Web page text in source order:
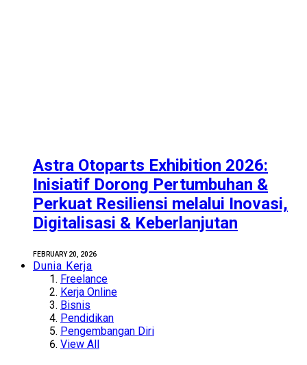
Astra Otoparts Exhibition 2026:
Inisiatif Dorong Pertumbuhan &
Perkuat Resiliensi melalui Inovasi,
Digitalisasi & Keberlanjutan
FEBRUARY 20, 2026
Dunia Kerja
Freelance
Kerja Online
Bisnis
Pendidikan
Pengembangan Diri
View All